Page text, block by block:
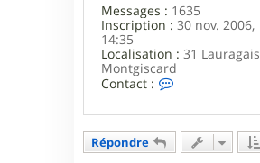
Messages : 1635
Inscription : 30 nov. 2006,
14:35
Localisation : 31 Lauragais
Montgiscard
Contact :
c
Répondre